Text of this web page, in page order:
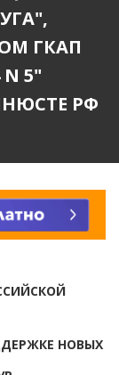
ГКАП
5"
РФ
НОВЫХ